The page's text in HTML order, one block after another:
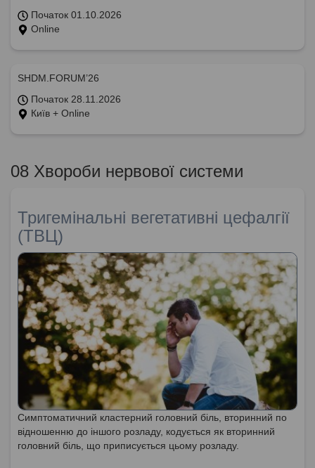
Початок 01.10.2026
Online
SHDM.FORUM’26
Початок 28.11.2026
Київ + Online
08 Хвороби нервової системи
Тригемінальні вегетативні цефалгії
(ТВЦ)
Симптоматичний кластерний головний біль, вторинний по
відношенню до іншого розладу, кодується як вторинний
головний біль, що приписується цьому розладу.